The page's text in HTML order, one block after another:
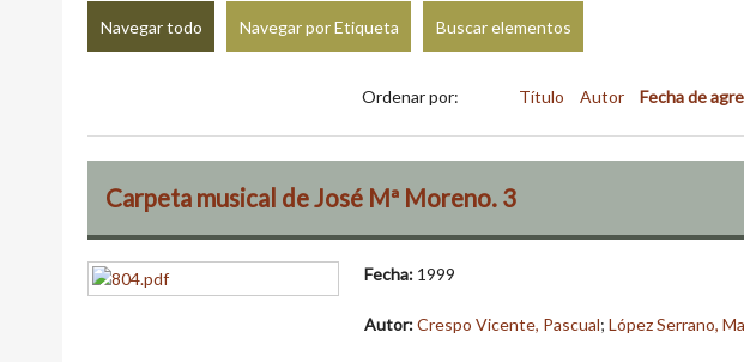
Navegar todo Navegar por Etiqueta Buscar elementos
Ordenar por: Título Autor Fecha de
Carpeta musical de José Mª Moreno. 3
Fecha: 1999
Autor:Crespo Vicente, Pascual; López Serrano,